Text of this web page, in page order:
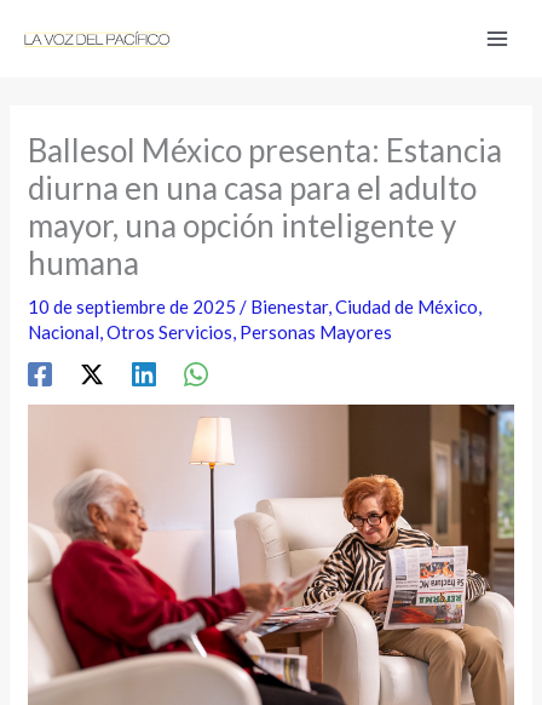
Ballesol México presenta: Estancia
diurna en una casa para el adulto
mayor, una opción inteligente y
humana
10 de septiembre de 2025/ Bienestar,Ciudad de México,
Nacional,Otros Servicios, Personas Mayores